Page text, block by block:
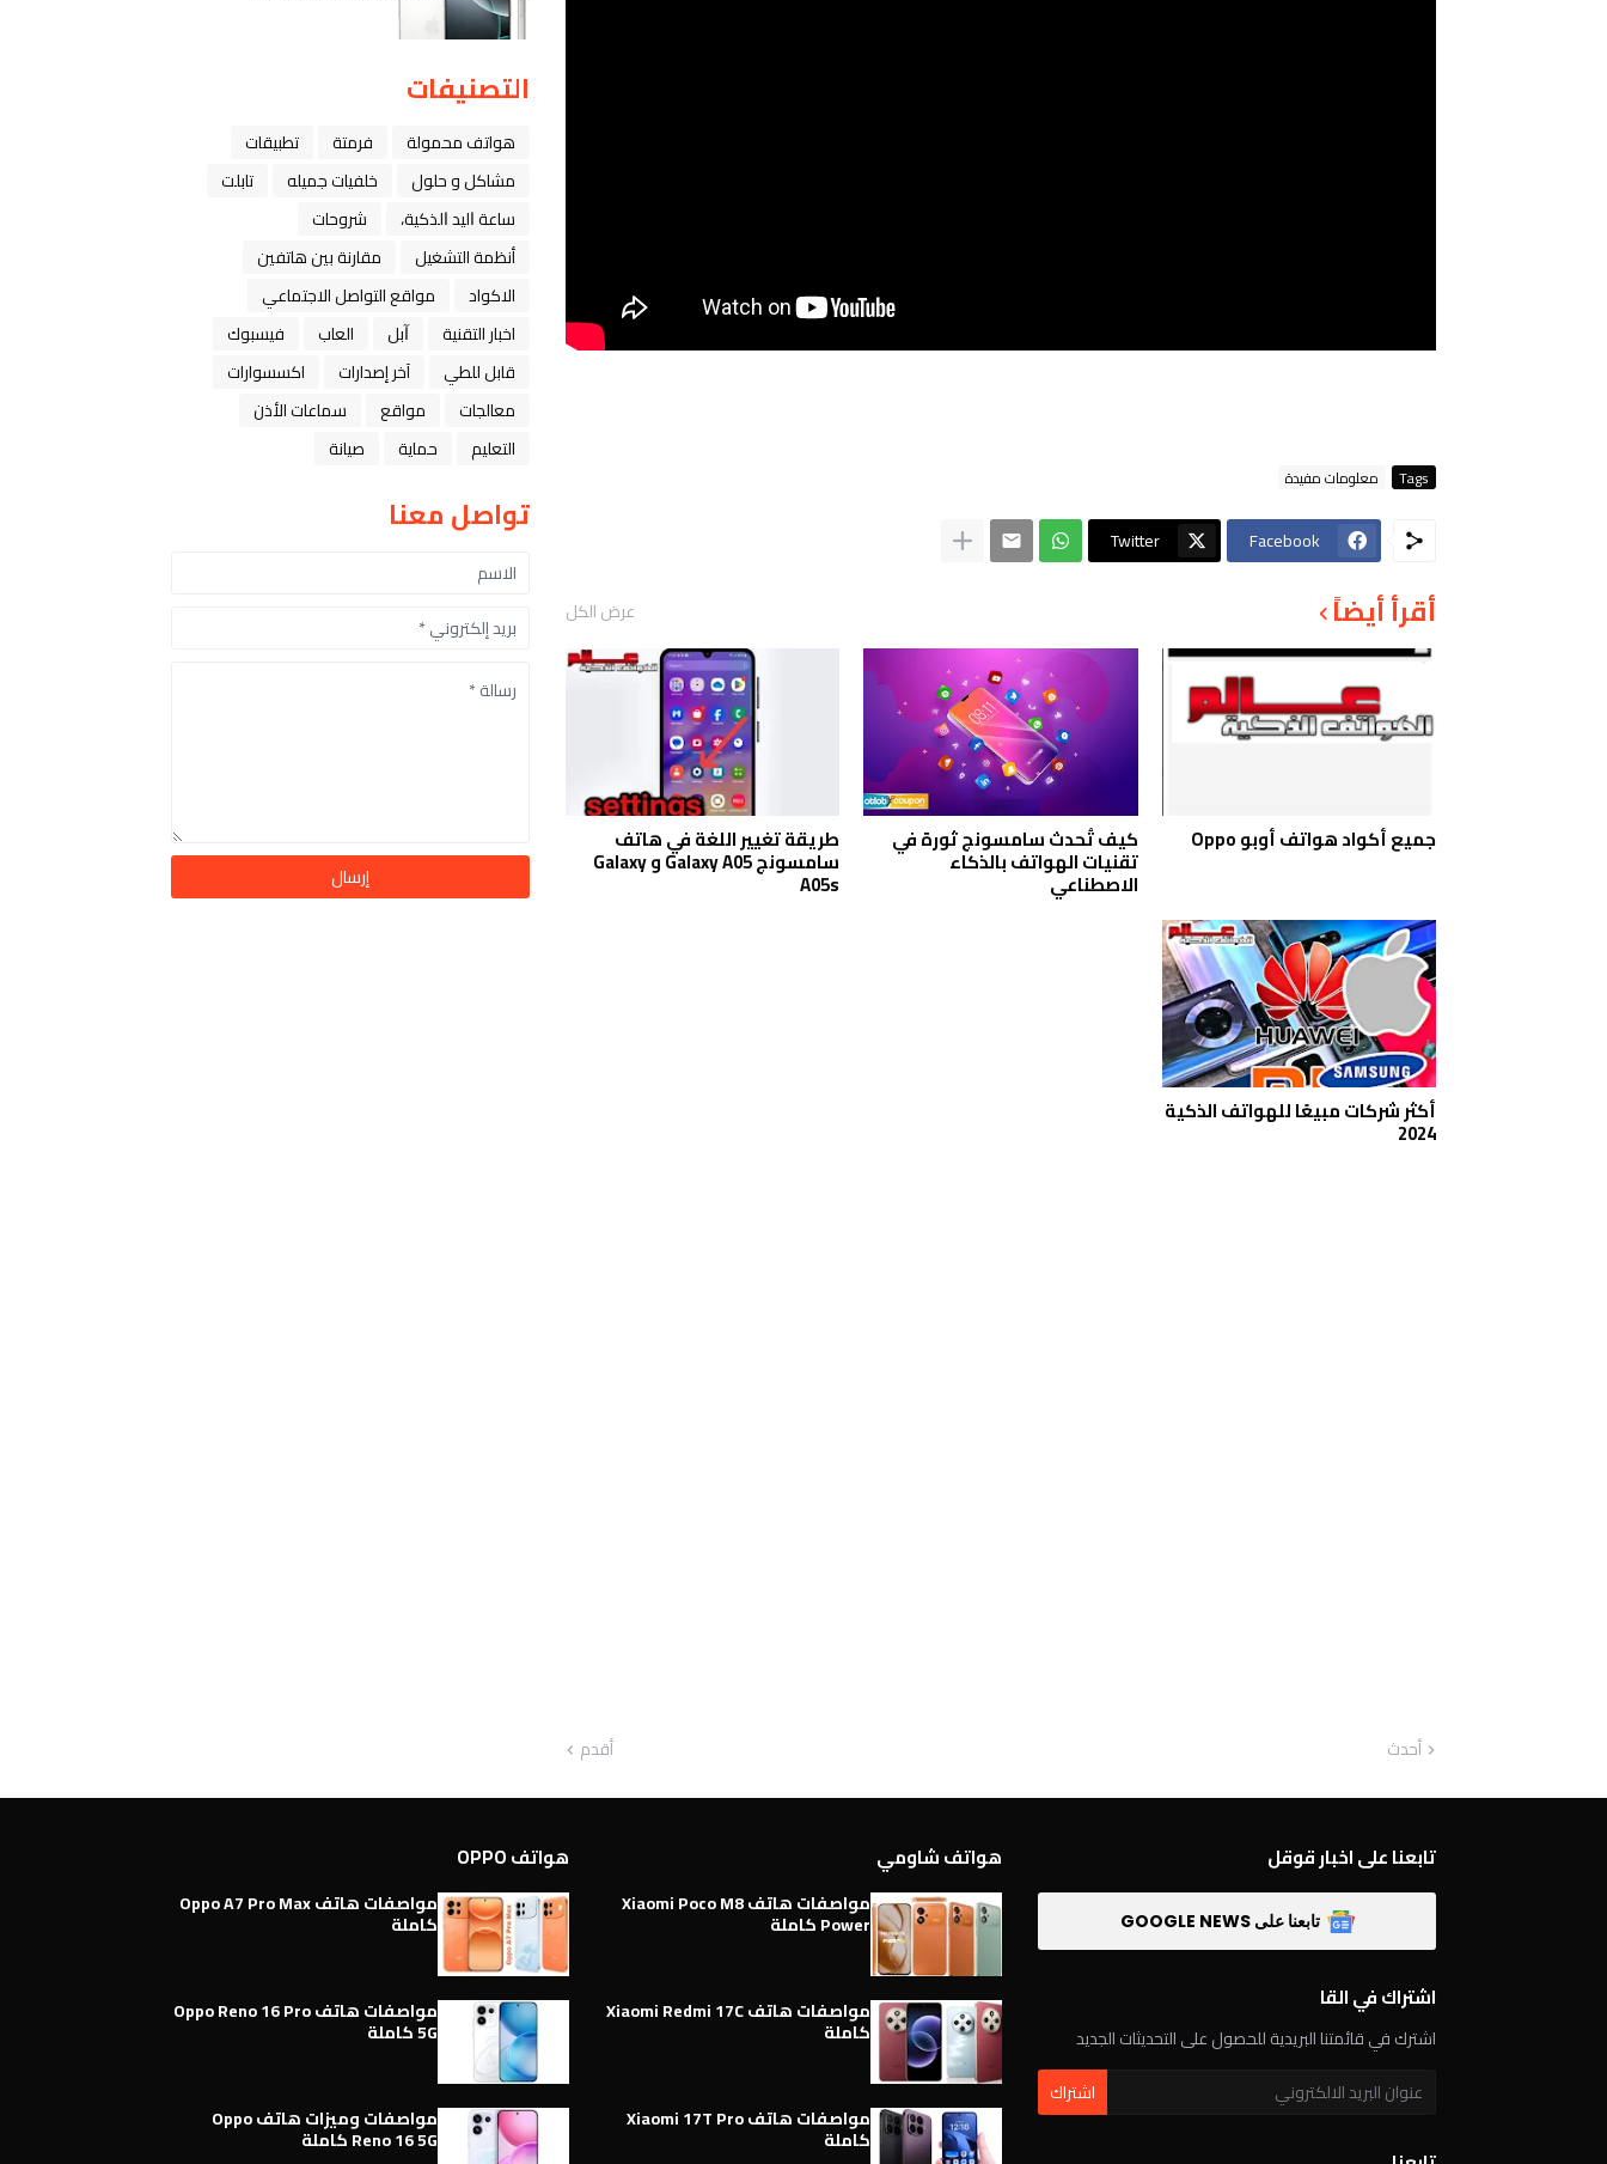
Tags معلومات مفيدة
Facebook
Twitter
أقرأ أيضاً عرض الكل
جميع أكواد هواتف أوبو Oppo كيف تُحدث سامسونج ثورة في
تقنيات الهواتف بالذكاء
الاصطناعي
طريقة تغيير اللغة في هاتف
سامسونج Galaxy A05 و Galaxy
A05s
أكثر شركات مبيعًا للهواتف الذكية
2024
أحدث أقدم
التصنيفات
هواتف محمولة فرمتة
تطبيقات
مشاكل و حلول
خلفيات جميله
تابلت
ﺳﺎﻋﺔ ﺍﻟﻴﺪ ﺍﻟﺬﻛﻴﺔ،
شروحات
أنظمة التشغيل
مقارنة بين هاتفين
الاكواد
مواقع التواصل الاجتماعي
اخبار التقنية
ﺁﺑﻞ العاب
فيسبوك
قابل للطي
آخر إصدارات
اكسسوارات
معالجات
مواقع
سماعات الأذن
التعليم
حماية صيانة
تواصل معنا
تابعنا على اخبار قوقل
تابعنا على GOOGLE NEWS
اشتراك في القا
اشترك في قائمتنا البريدية للحصول على التحديثات الجديد
هواتف شاومي
مواصفات هاتف Xiaomi Poco M8
Power كاملة
مواصفات هاتف Xiaomi Redmi 17C
كاملة
مواصفات هاتف Xiaomi 17T Pro
كاملة
هواتف OPPO
مواصفات هاتف Oppo A7 Pro Max
كاملة
مواصفات هاتف Oppo Reno 16 Pro
5G كاملة
مواصفات وميزات هاتف Oppo
Reno 16 5G كاملة